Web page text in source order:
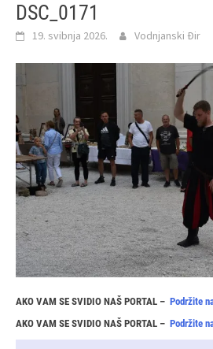
DSC_0171
19. svibnja 2026. Vodnjanski Đir
AKO VAM SE SVIDIO NAŠ PORTAL – Podržite
AKO VAM SE SVIDIO NAŠ PORTAL – Podržite